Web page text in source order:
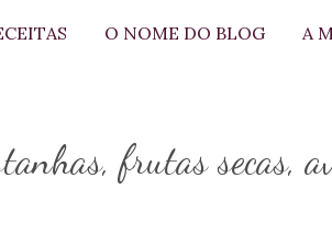
O NOME DO BLOG A
frutas secas,